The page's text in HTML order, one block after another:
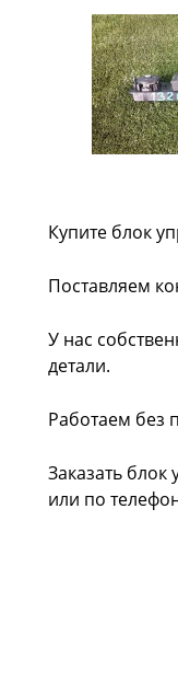
Купите блок
Поставляем
У нас
детали.
Работаем без
Заказать
или по